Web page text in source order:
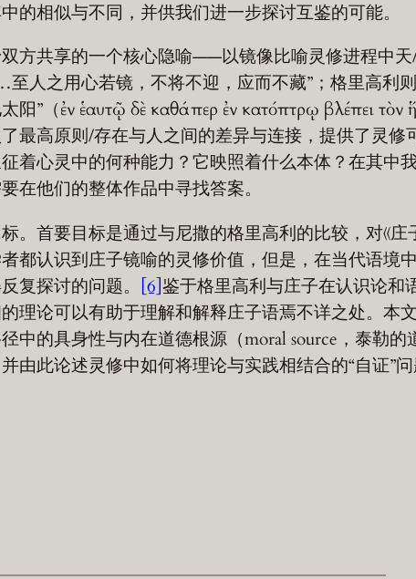
的相似与不同，并供我们进一步探讨互鉴的可能。
方共享的一个核心隐喻——以镜像比喻灵修进程中天/
人之用心若镜，不将不迎，应而不藏”；格里高利
”（ἐν ἑαυτῷ δὲ καθάπερ ἐν κατόπτρῳ βλέπει τὸν
最高原则/存在与人之间的差异与连接，提供了灵修
着心灵中的何种能力？它映照着什么本体？在其中
在他们的整体作品中寻找答案。
。首要目标是通过与尼撒的格里高利的比较，对《庄
都认识到庄子镜喻的灵修价值，但是，在当代语境
复探讨的问题。
[6]鉴于格里高利与庄子在认识论和
理论可以有助于理解和解释庄子语焉不详之处。本
中的具身性与内在道德根源（moral source，泰勒
由此论述灵修中如何将理论与实践相结合的“自证”问